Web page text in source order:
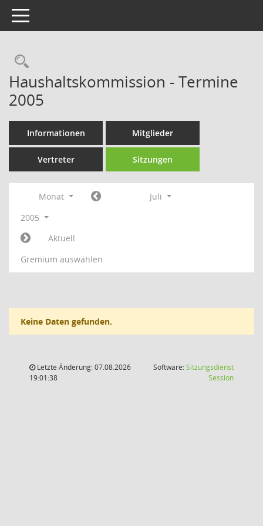
Toggle navigation
Rechercheauswahl
Haushaltskommission - Termine
2005
Informationen Mitglieder
Vertreter Sitzungen
Monat
Juli
2005
Aktuell
Gremium auswählen
Keine Daten gefunden.
Letzte Änderung: 07.08.2026
19:01:38
Software:Sitzungsdienst
Session(Wird in